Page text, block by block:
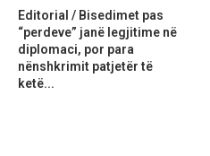
Editorial / Bisedimet pas
“perdeve” janë legjitime në
diplomaci, por para
nënshkrimit patjetër të
ketë...